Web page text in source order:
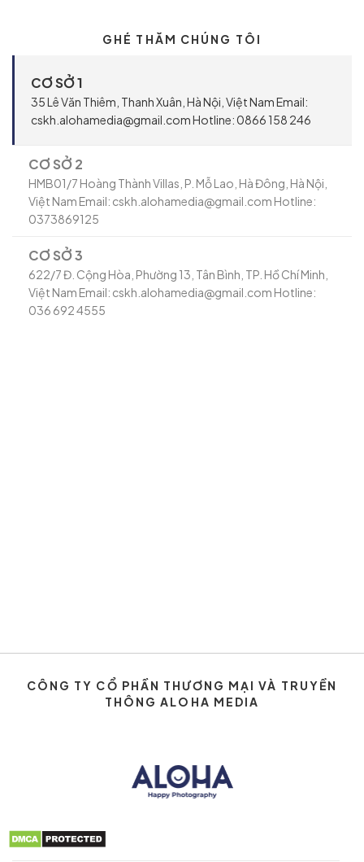
GHÉ THĂM CHÚNG TÔI
CƠ SỞ 1
35 Lê Văn Thiêm, Thanh Xuân, Hà Nội, Việt Nam Email:
cskh.alohamedia@gmail.com Hotline: 0866 158 246
CƠ SỞ 2
HMB01/7 Hoàng Thành Villas, P. Mỗ Lao, Hà Đông, Hà Nội,
Việt Nam Email: cskh.alohamedia@gmail.com Hotline:
0373869125
CƠ SỞ 3
622/7 Đ. Cộng Hòa, Phường 13, Tân Bình, TP. Hồ Chí Minh,
Việt Nam Email: cskh.alohamedia@gmail.com Hotline:
036 692 4555
CÔNG TY CỔ PHẦN THƯƠNG MẠI VÀ TRUYỀN
THÔNG ALOHA MEDIA